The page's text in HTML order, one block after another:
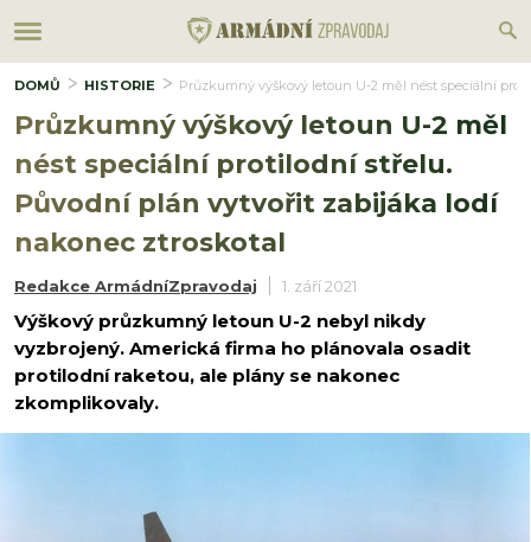
DOMŮ HISTORIE Průzkumný výškový letoun U-2 měl nést speciální
Průzkumný výškový letoun U-2 měl
nést speciální protilodní střelu.
Původní plán vytvořit zabijáka lodí
nakonec ztroskotal
Redakce ArmádníZpravodaj 1. září 2021
Výškový průzkumný letoun U-2 nebyl nikdy
vyzbrojený. Americká firma ho plánovala osadit
protilodní raketou, ale plány se nakonec
zkomplikovaly.